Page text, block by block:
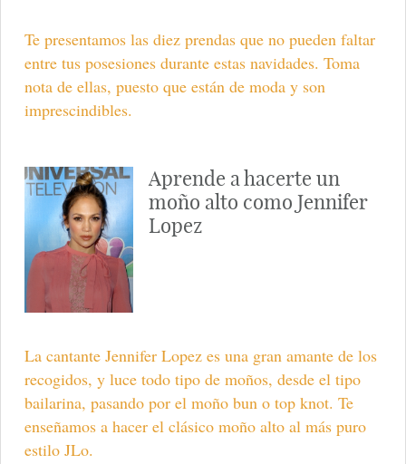
Te presentamos las diez prendas que no pueden faltar
entre tus posesiones durante estas navidades. Toma
nota de ellas, puesto que están de moda y son
imprescindibles.
Aprende a hacerte un
moño alto como Jennifer
Lopez
La cantante Jennifer Lopez es una gran amante de los
recogidos, y luce todo tipo de moños, desde el tipo
bailarina, pasando por el moño bun o top knot. Te
enseñamos a hacer el clásico moño alto al más puro
estilo JLo.